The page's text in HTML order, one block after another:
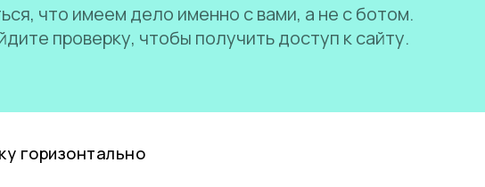
что имеем дело именно с вами, а не с ботом.
проверку, чтобы получить доступ к сайту.
горизонтально